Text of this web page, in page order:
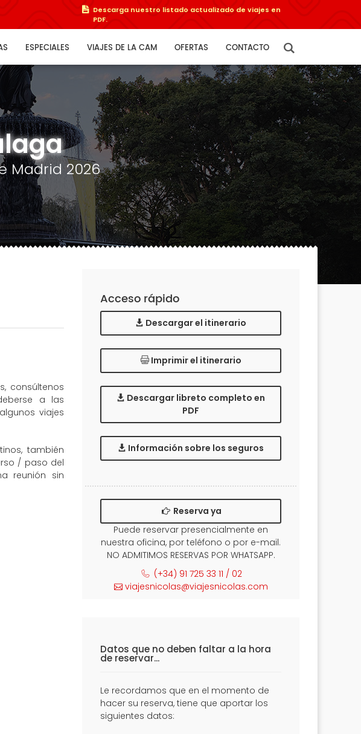
Descarga nuestro listado actualizado de viajes en
PDF.
ESPECIALES VIAJES DE LA CAM OFERTAS CONTACTO
Madrid 2026
consúltenos
a las
viajes
también
/ paso del
reunión sin
Acceso rápido
Descargar el itinerario
Imprimir el itinerario
Descargar libreto completo en
PDF
Información sobre los seguros
Reserva ya
Puede reservar presencialmente en
nuestra oficina, por teléfono o por e-mail.
NO ADMITIMOS RESERVAS POR WHATSAPP.
(+34) 91 725 33 11 / 02
viajesnicolas@viajesnicolas.com
Datos que no deben faltar a la hora
de reservar...
Le recordamos que en el momento de
hacer su reserva, tiene que aportar los
siguientes datos: